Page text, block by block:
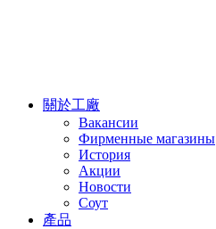
關於工廠
Вакансии
Фирменные магазины
История
Акции
Новости
Соут
產品